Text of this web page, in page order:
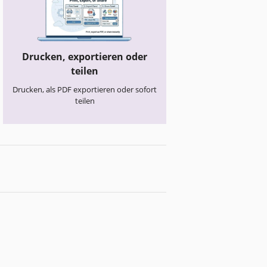
Drucken, exportieren oder
teilen
Drucken, als PDF exportieren oder sofort
teilen